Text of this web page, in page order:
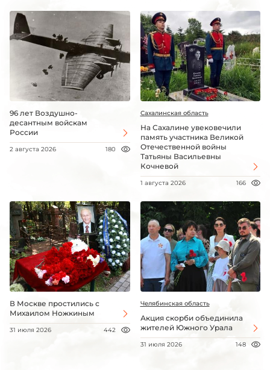
96 лет Воздушно-
десантным войскам
России
2 августа 2026 180
Сахалинская область
На Сахалине увековечили
память участника Великой
Отечественной войны
Татьяны Васильевны
Кочневой
1 августа 2026 166
В Москве простились с
Михаилом Ножкиным
31 июля 2026 442
Челябинская область
Акция скорби объединила
жителей Южного Урала
31 июля 2026 148